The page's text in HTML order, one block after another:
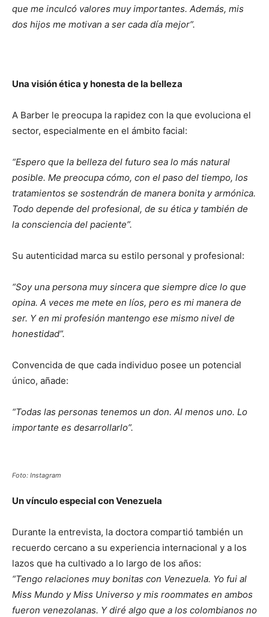
que me inculcó valores muy importantes. Además, mis
dos hijos me motivan a ser cada día mejor”.
Una visión ética y honesta de la belleza
A Barber le preocupa la rapidez con la que evoluciona el
sector, especialmente en el ámbito facial:
“Espero que la belleza del futuro sea lo más natural
posible. Me preocupa cómo, con el paso del tiempo, los
tratamientos se sostendrán de manera bonita y armónica.
Todo depende del profesional, de su ética y también de
la consciencia del paciente”.
Su autenticidad marca su estilo personal y profesional:
“Soy una persona muy sincera que siempre dice lo que
opina. A veces me mete en líos, pero es mi manera de
ser. Y en mi profesión mantengo ese mismo nivel de
honestidad”.
Convencida de que cada individuo posee un potencial
único, añade:
“Todas las personas tenemos un don. Al menos uno. Lo
importante es desarrollarlo”.
Foto: Instagram
Un vínculo especial con Venezuela
Durante la entrevista, la doctora compartió también un
recuerdo cercano a su experiencia internacional y a los
lazos que ha cultivado a lo largo de los años:
“Tengo relaciones muy bonitas con Venezuela. Yo fui al
Miss Mundo y Miss Universo y mis roommates en ambos
fueron venezolanas. Y diré algo que a los colombianos no